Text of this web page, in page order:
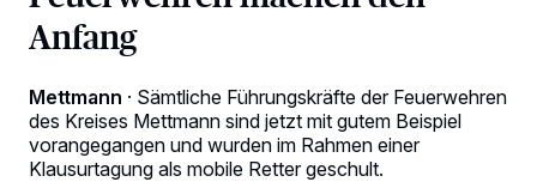
Anfang
Mettmann · Sämtliche Führungskräfte der Feuerwehren
des Kreises Mettmann sind jetzt mit gutem Beispiel
vorangegangen und wurden im Rahmen einer
Klausurtagung als mobile Retter geschult.